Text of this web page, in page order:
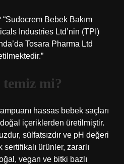
Bebek Bakım
Industries Ltd’nin (TPI)
Tosara Pharma Ltd
mi?
hassas bebek saçları
içeriklerden üretilmiştir.
sülfatsızdır ve pH değeri
sertifikalı ürünler, zararlı
vegan ve bitki bazlı